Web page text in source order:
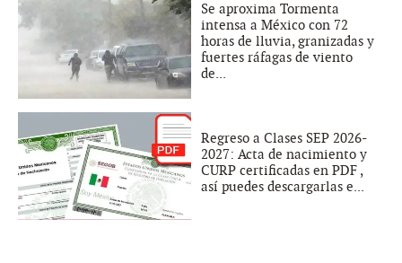
Se aproxima Tormenta
intensa a México con 72
horas de lluvia, granizadas y
fuertes ráfagas de viento
de...
Regreso a Clases SEP 2026-
2027: Acta de nacimiento y
CURP certificadas en PDF ,
así puedes descargarlas e...